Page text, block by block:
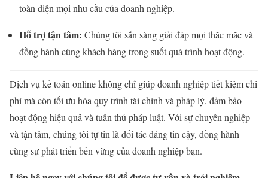
toàn diện mọi nhu cầu của doanh nghiệp.
Hỗ trợ tận tâm: Chúng tôi sẵn sàng giải đáp mọi thắc mắc và
đồng hành cùng khách hàng trong suốt quá trình hoạt động.
Dịch vụ kế toán online không chỉ giúp doanh nghiệp tiết kiệm chi
phí mà còn tối ưu hóa quy trình tài chính và pháp lý, đảm bảo
hoạt động hiệu quả và tuân thủ pháp luật. Với sự chuyên nghiệp
và tận tâm, chúng tôi tự tin là đối tác đáng tin cậy, đồng hành
cùng sự phát triển bền vững của doanh nghiệp bạn.